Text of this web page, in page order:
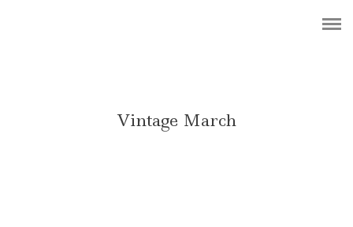
PHOTOGRAPHYVintage March